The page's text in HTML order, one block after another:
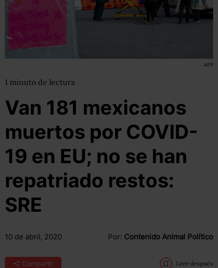
AFP
1 minuto de lectura
Van 181 mexicanos
muertos por COVID-
19 en EU; no se han
repatriado restos:
SRE
10 de abril, 2020 Por: Contenido Animal Político
Compartir Leer después